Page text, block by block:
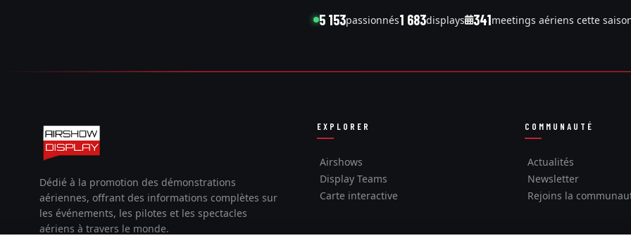
5 153passionnés1 683displays 341meetings aériens cette
Dédié à la promotion des démonstrations
aériennes, offrant des informations complètes sur
les événements, les pilotes et les spectacles
aériens à travers le monde.
EXPLORER
Airshows
Display Teams
Carte interactive
COMMUNAUTÉ
Actualités
Newsletter
Rejoins la